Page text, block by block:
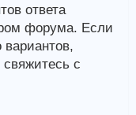
ответа
форума. Если
с